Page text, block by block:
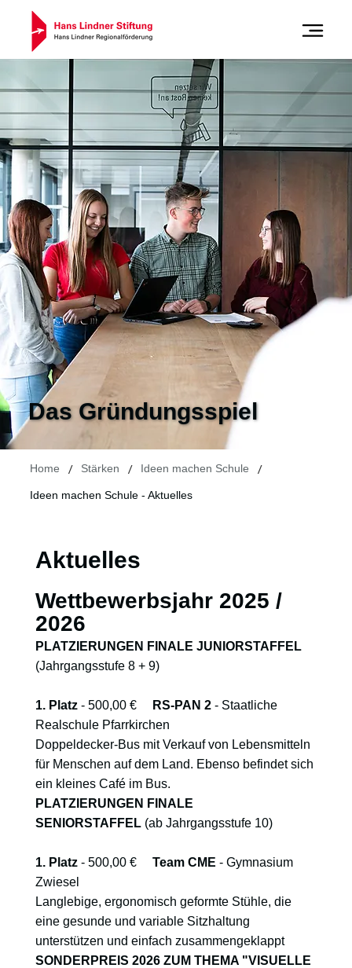
Das Gründungsspiel
Home / Stärken / Ideen machen Schule /
Ideen machen Schule - Aktuelles
Aktuelles
Wettbewerbsjahr 2025 /
2026
PLATZIERUNGEN FINALE JUNIORSTAFFEL
(Jahrgangsstufe 8 + 9)
1. Platz - 500,00 € RS-PAN 2 - Staatliche
Realschule Pfarrkirchen
Doppeldecker-Bus mit Verkauf von Lebensmitteln
für Menschen auf dem Land. Ebenso befindet sich
ein kleines Café im Bus.
PLATZIERUNGEN FINALE
SENIORSTAFFEL (ab Jahrgangsstufe 10)
1. Platz - 500,00 €Team CME - Gymnasium
Zwiesel
Langlebige, ergonomisch geformte Stühle, die
eine gesunde und variable Sitzhaltung
unterstützen und einfach zusammengeklappt
SONDERPREIS 2026 ZUM THEMA "VISUELLE